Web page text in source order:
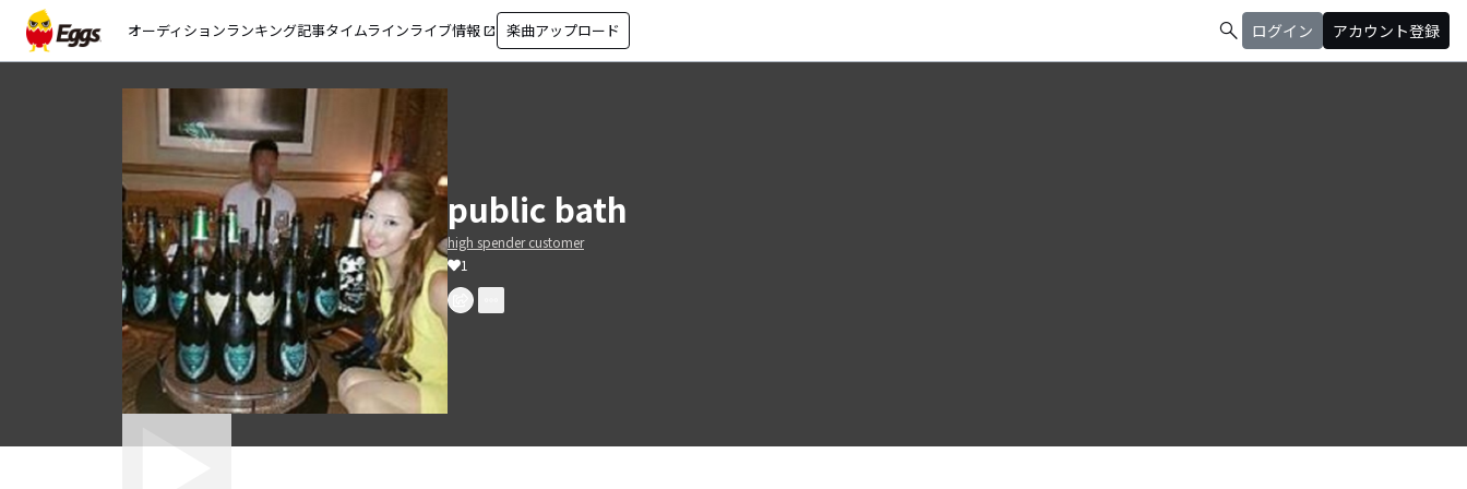
オーディションランキング記事タイムラインライブ情報 open_in_new 楽曲アップロード search ログイン アカウント登録
public bath
high spender customer
1